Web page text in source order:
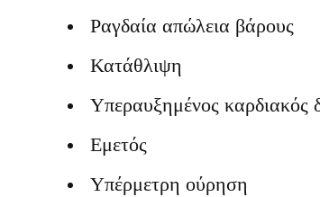
Ραγδαία απώλεια βάρους
Κατάθλιψη
Υπεραυξημένος καρδιακός
Εμετός
Υπέρμετρη ούρηση